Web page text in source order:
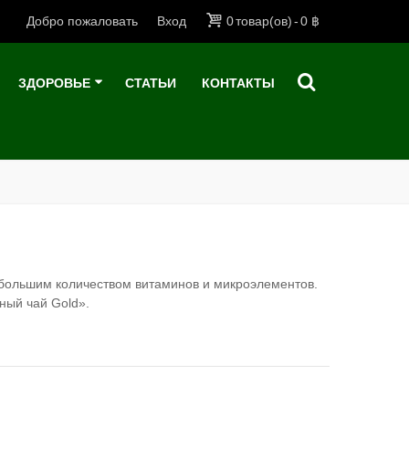
0товар(ов)-0 ฿
Добро пожаловать Вход
ЗДОРОВЬЕ СТАТЬИ КОНТАКТЫ
количеством витаминов и микроэлементов.
чай Gold».